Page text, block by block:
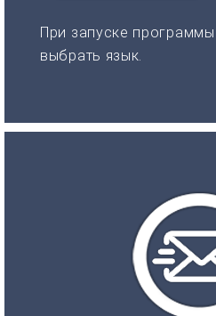
При запуске
выбрать язык.